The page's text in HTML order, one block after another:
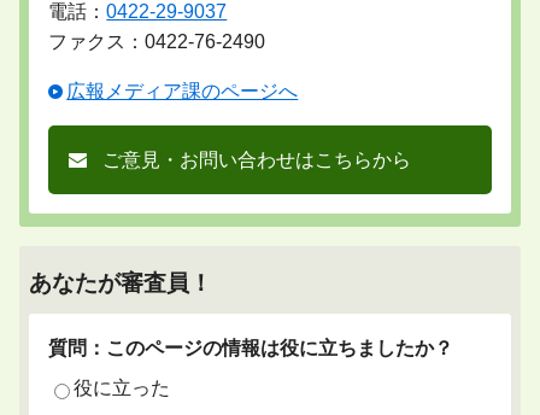
電話：0422-29-9037
ファクス：0422-76-2490
広報メディア課のページへ
ご意見・お問い合わせはこちらから
あなたが審査員！
質問：このページの情報は役に立ちましたか？
役に立った